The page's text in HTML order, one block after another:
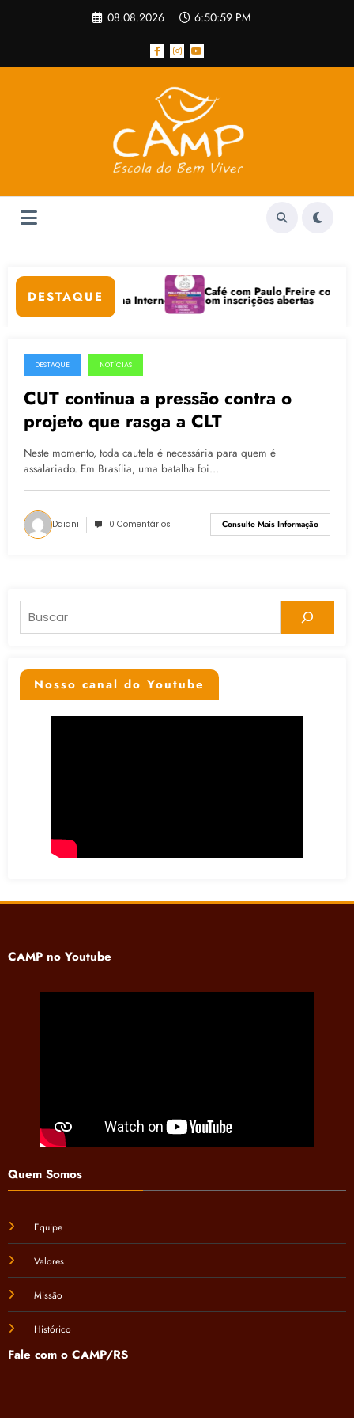
08.08.2026 6:50:59 PM
DESTAQUE
e Bem-Estar na Internet está com inscrições abertas
Café com Paulo Freire convida:
08.04.2015
DESTAQUE NOTÍCIAS
CUT continua a pressão contra o
projeto que rasga a CLT
Neste momento, toda cautela é necessária para quem é
assalariado. Em Brasília, uma batalha foi…
Daiani 0 Comentários Consulte Mais Informação
Pesquisar
Nosso canal do Youtube
CAMP no Youtube
Quem Somos
Equipe
Valores
Missão
Histórico
Fale com o CAMP/RS